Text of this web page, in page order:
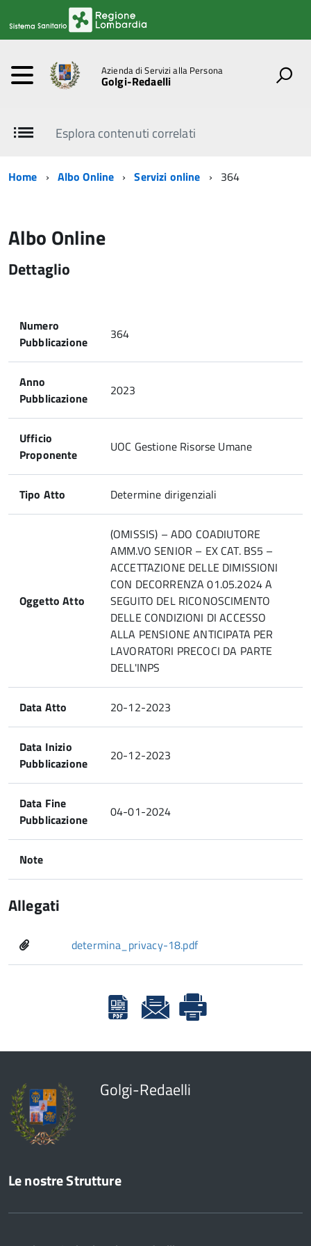
Azienda di Servizi alla Persona
Golgi-Redaelli
Esplora contenuti correlati
Home Albo Online Servizi online 364
Albo Online
Dettaglio
Numero
Pubblicazione
364
Anno
Pubblicazione
2023
Ufficio
Proponente
UOC Gestione Risorse Umane
Tipo Atto Determine dirigenziali
Oggetto Atto
(OMISSIS) – ADO COADIUTORE
AMM.VO SENIOR – EX CAT. BS5 –
ACCETTAZIONE DELLE DIMISSIONI
CON DECORRENZA 01.05.2024 A
SEGUITO DEL RICONOSCIMENTO
DELLE CONDIZIONI DI ACCESSO
ALLA PENSIONE ANTICIPATA PER
LAVORATORI PRECOCI DA PARTE
DELL'INPS
Data Atto 20-12-2023
Data Inizio
Pubblicazione
20-12-2023
Data Fine
Pubblicazione
04-01-2024
Note
Allegati
determina_privacy-18.pdf
Golgi-Redaelli
Le nostre Strutture